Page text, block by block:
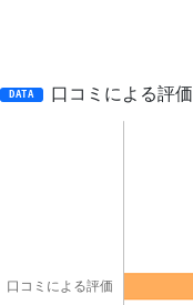
DATA 口コミによる評価